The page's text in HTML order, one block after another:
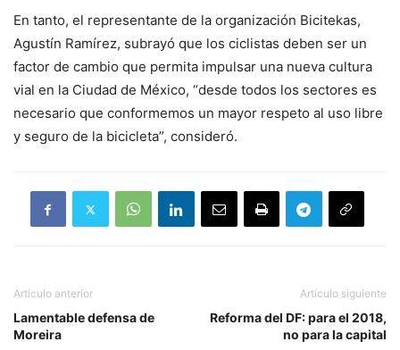
En tanto, el representante de la organización Bicitekas,
Agustín Ramírez, subrayó que los ciclistas deben ser un
factor de cambio que permita impulsar una nueva cultura
vial en la Ciudad de México, “desde todos los sectores es
necesario que conformemos un mayor respeto al uso libre
y seguro de la bicicleta”, consideró.
Artículo anterior
Lamentable defensa de
Moreira
Artículo siguiente
Reforma del DF: para el 2018,
no para la capital